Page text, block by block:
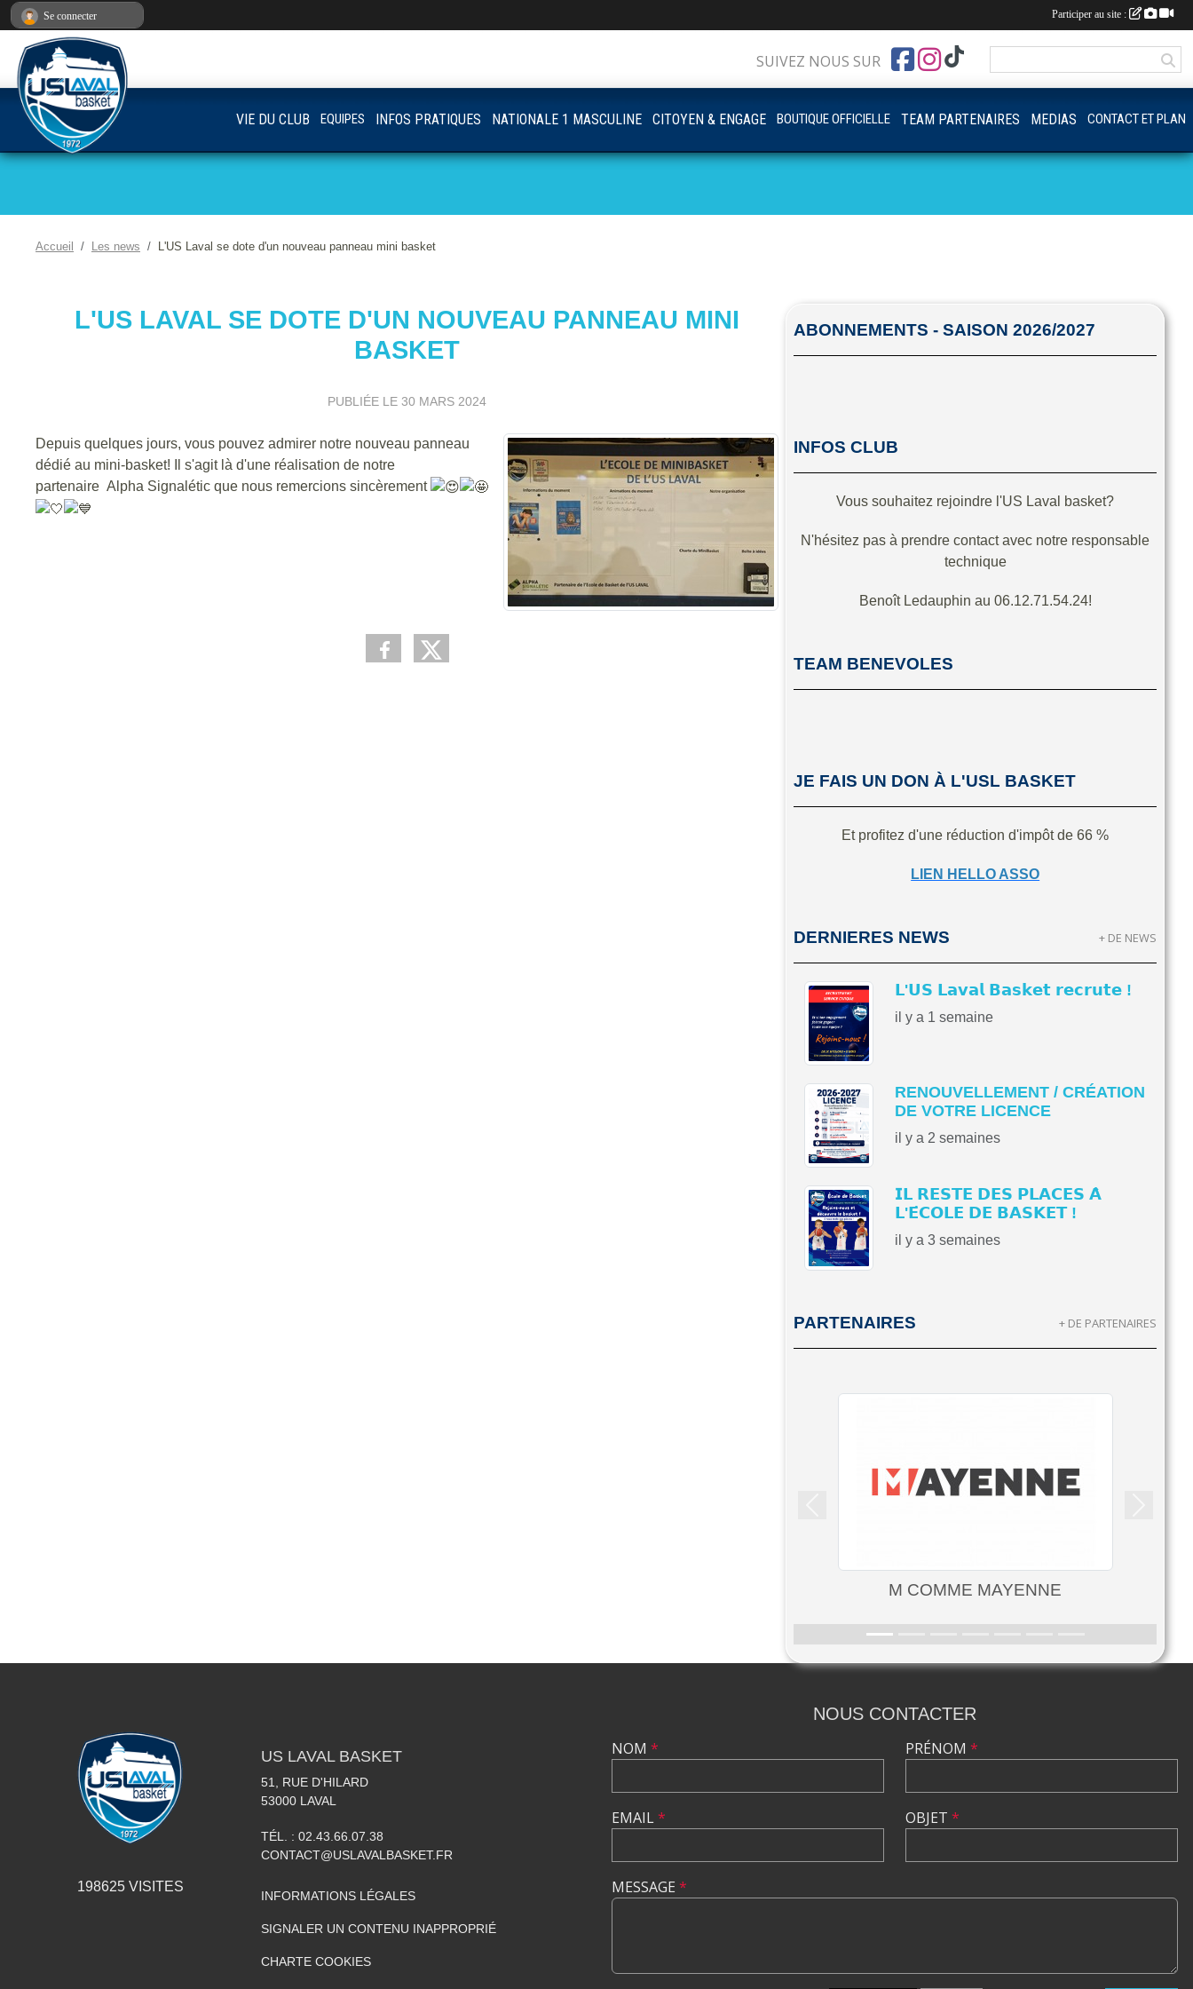
Accueil Les news L'US Laval se dote d'un nouveau panneau mini basket
L'US LAVAL SE DOTE D'UN NOUVEAU PANNEAU MINI
BASKET
PUBLIÉE LE30 MARS 2024
Depuis quelques jours, vous pouvez admirer notre nouveau panneau
dédié au mini-basket! Il s'agit là d'une réalisation de notre
partenaire Alpha Signalétic que nous remercions sincèrement
ABONNEMENTS - SAISON 2026/2027
INFOS CLUB
Vous souhaitez rejoindre l'US Laval basket?
N'hésitez pas à prendre contact avec notre responsable
technique
Benoît Ledauphin au 06.12.71.54.24!
TEAM BENEVOLES
JE FAIS UN DON À L'USL BASKET
Et profitez d'une réduction d'impôt de 66 %
LIEN HELLO ASSO
DERNIERES NEWS
𝗟'𝗨𝗦 𝗟𝗮𝘃𝗮𝗹 𝗕𝗮𝘀𝗸𝗲𝘁 𝗿𝗲𝗰𝗿𝘂𝘁𝗲 !
il y a 1 semaine
RENOUVELLEMENT / CRÉATION
DE VOTRE LICENCE
il y a 2 semaines
𝗜𝗟 𝗥𝗘𝗦𝗧𝗘 𝗗𝗘𝗦 𝗣𝗟𝗔𝗖𝗘𝗦 𝗔̀
𝗟'𝗘́𝗖𝗢𝗟𝗘 𝗗𝗘 𝗕𝗔𝗦𝗞𝗘𝗧 !
il y a 3 semaines
+ DE NEWS
PARTENAIRES
M COMME MAYENNE
+ DE PARTENAIRES
SUIVEZ NOUS SUR
VIE DU CLUB EQUIPES INFOS PRATIQUES NATIONALE 1 MASCULINE CITOYEN & ENGAGE BOUTIQUE OFFICIELLE TEAM PARTENAIRES MEDIAS CONTACT ET PLAN
198625 VISITES
US LAVAL BASKET
51, RUE D'HILARD
53000 LAVAL
TÉL. : 02.43.66.07.38
CONTACT@USLAVALBASKET.FR
INFORMATIONS LÉGALES
SIGNALER UN CONTENU INAPPROPRIÉ
CHARTE COOKIES
NOUS CONTACTER
NOM *
EMAIL*
PRÉNOM *
OBJET *
MESSAGE *
Se connecter Participer au site :
Panneau de gestion des cookies